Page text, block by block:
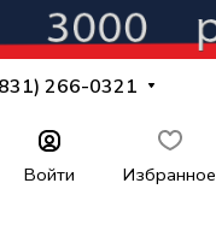
266-0321
Войти Избранное